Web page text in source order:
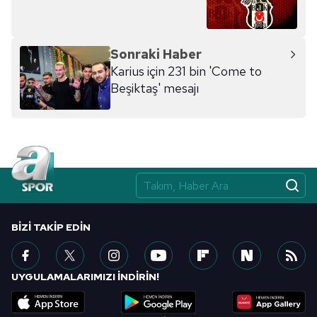
kılınması ve kişiselleştirilmesi ve sizlere yönelik
reklam/pazarlama faaliyetlerinin yapılması, amaçlarıyla
sınırlı olarak açık rızanız dahilinde kullanılacaktır.
Çerezlere ilişkin tercihlerinizi aşağıda yer alan panel
vasıtasıyla belirleyebilirsiniz. Çerezlere ilişkin detaylı bilgi
için Ayarlar butonuna tıklayabilir,
6698 sayılı Kişisel Verilerin Korunması Kanunu uyarınca
hazırlanmış Aydınlatma Metnimizi okumak ve sitemizde
ilgili mevzuata uygun olarak kullanılan çerezlerle ilgili bilgi
Sonraki Haber
Karius için 231 bin 'Come to
Beşiktaş' mesajı
BIZI TAKIP EDIN
UYGULAMALARIMIZI İNDİRİN!